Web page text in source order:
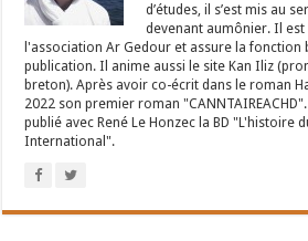
d’études, il s’est mis au
devenant aumônier. Il
l'association Ar Gedour et assure la fonction
publication. Il anime aussi le site Kan Iliz
breton). Après avoir co-écrit dans le roman
2022 son premier roman
publié avec René Le Honzec la BD "L'histoire
International".